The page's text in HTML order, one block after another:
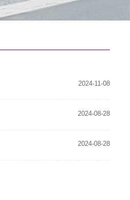
2024-11-08
2024-08-28
2024-08-28